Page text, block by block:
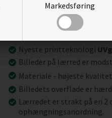
Markedsføring
Vigtigste
Nyeste printteknologi
Billeder på lærred er
Materiale - højeste kvalitet
Billedets overflade er
Lærredet er strakt på en 2
ophængningsanordning.